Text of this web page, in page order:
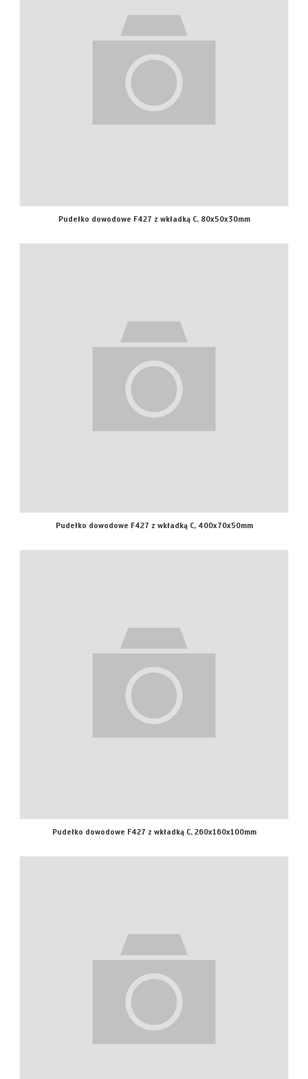
Pudełko dowodowe F427 z wkładką C, 80x50x30mm
Pudełko dowodowe F427 z wkładką C, 400x70x50mm
Pudełko dowodowe F427 z wkładką C, 260x160x100mm